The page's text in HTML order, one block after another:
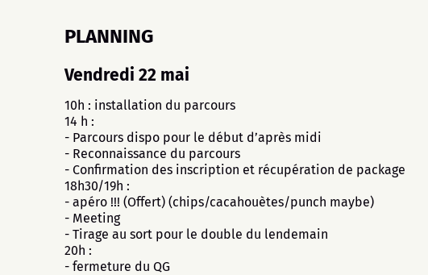
PLANNING
Vendredi 22 mai
10h : installation du parcours
14 h :
- Parcours dispo pour le début d’après midi
- Reconnaissance du parcours
- Confirmation des inscription et récupération de package
18h30/19h :
- apéro !!! (Offert) (chips/cacahouètes/punch maybe)
- Meeting
- Tirage au sort pour le double du lendemain
20h :
- fermeture du QG